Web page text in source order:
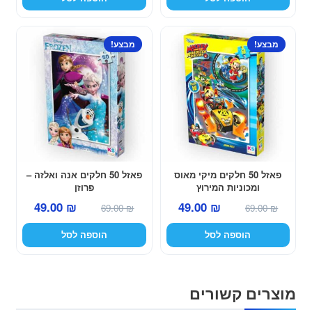
פאזל 50 חלקים מיקי מאוס
ומכוניות המירוץ
מבצע!
69.00₪
המחיר
המקורי
היה:
49.00 ₪
המחיר
הנוכחי
הוא:
הוספה לסל
פאזל 50 חלקים אנה ואלזה –
פרוזן
מבצע!
69.00₪
המחיר
המקורי
היה:
49.00 ₪
המחיר
הנוכחי
הוא:
הוספה לסל
מוצרים קשורים